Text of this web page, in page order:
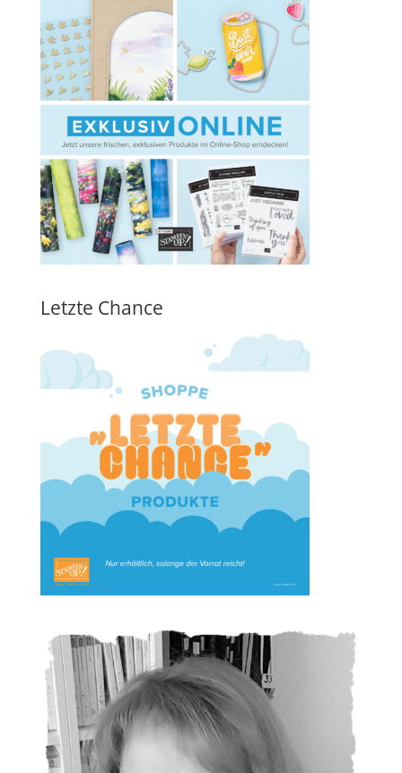
Letzte Chance